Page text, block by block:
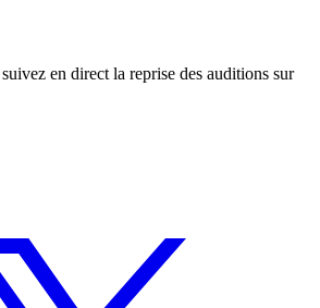
en direct la reprise des auditions sur